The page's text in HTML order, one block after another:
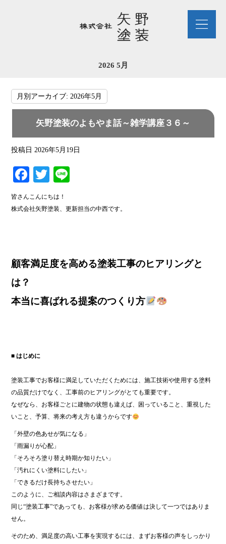
2026 5月
月別アーカイブ:2026年5月
矢野塗装のよもやま話～雑学講座３６～
投稿日 2026年5月19日
Fa
ce
bo
T
wi
tte
皆さんこんにちは！
株式会社矢野塗装、更新担当の中西です。
顧客満足度を高める塗装工事のヒアリングと
は？
本当に喜ばれる提案のつくり方
■ はじめに
塗装工事でお客様に満足していただくためには、施工技術や使用する塗料
の品質だけでなく、工事前のヒアリングがとても重要です。
なぜなら、お客様ごとに建物の状態も違えば、困っていること、重視した
いこと、予算、将来の考え方も違うからです
「外壁の色あせが気になる」
「雨漏りが心配」
「そろそろ塗り替え時期か知りたい」
「汚れにくい塗料にしたい」
「できるだけ長持ちさせたい」
このように、ご相談内容はさまざまです。
同じ“塗装工事”であっても、お客様が求める価値は決して一つではありま
せん。
そのため、満足度の高い工事を実現するには、まずお客様の声をしっかり